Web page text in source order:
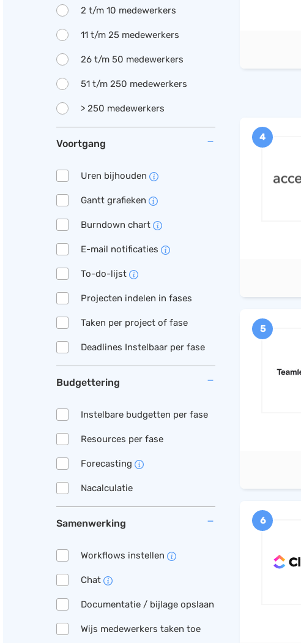
4
5
6
2 t/m 10 medewerkers
11 t/m 25 medewerkers
26 t/m 50 medewerkers
51 t/m 250 medewerkers
> 250 medewerkers
Voortgang
Uren bijhouden
Gantt grafieken
Burndown chart
E-mail notificaties
To-do-lijst
Projecten indelen in fases
Taken per project of fase
Deadlines Instelbaar per fase
Budgettering
Instelbare budgetten per fase
Resources per fase
Forecasting
Nacalculatie
Samenwerking
Workflows instellen
Chat
Documentatie / bijlage opslaan
Wijs medewerkers taken toe